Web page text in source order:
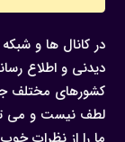
در کانال ها و
دیدنی و اطلاع
کشورهای مختلف
لطف نیست و می